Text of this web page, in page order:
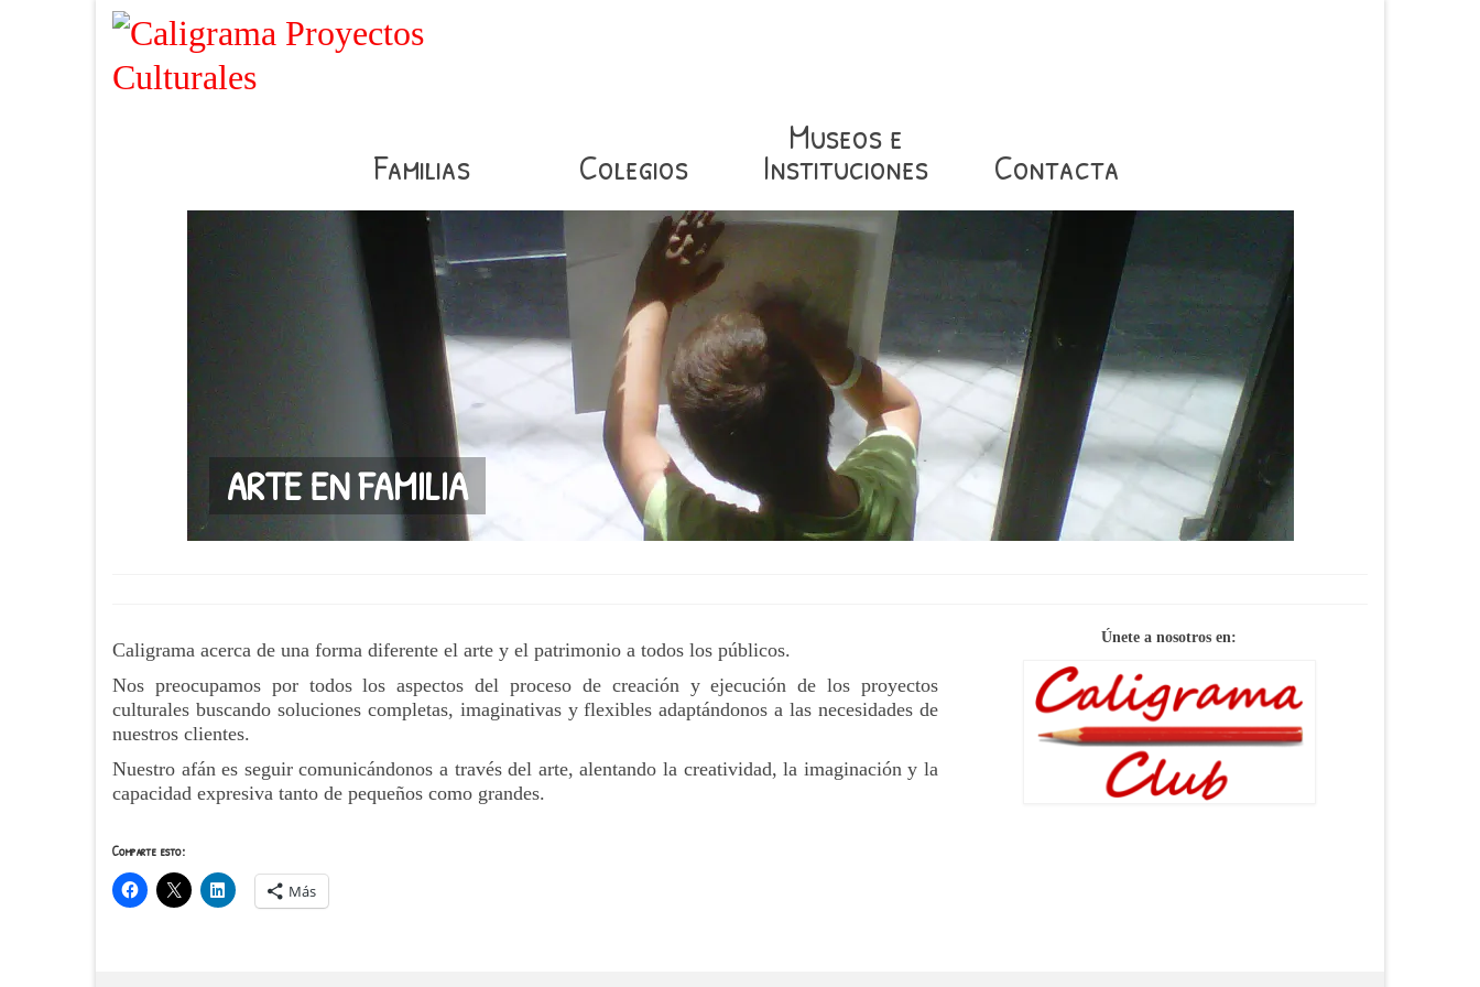
Familias Colegios
Museos e
Instituciones Contacta
ARTE EN FAMILIA
Caligrama acerca de una forma diferente el arte y el patrimonio a todos los públicos.
Nos preocupamos por todos los aspectos del proceso de creación y ejecución de los proyectos
culturales buscando soluciones completas, imaginativas y flexibles adaptándonos a las necesidades de
nuestros clientes.
Nuestro afán es seguir comunicándonos a través del arte, alentando la creatividad, la imaginación y la
capacidad expresiva tanto de pequeños como grandes.
Únete a nosotros en:
Comparte esto:
Más